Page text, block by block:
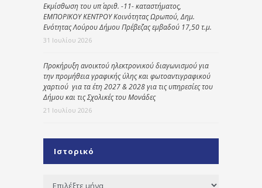
Εκμίσθωση του υπ΄ αριθ. -11- καταστήματος,
ΕΜΠΟΡΙΚΟΥ ΚΕΝΤΡΟΥ Κοινότητας Ωρωπού, Δημ.
Ενότητας Λούρου Δήμου Πρέβεζας εμβαδού 17,50 τ.μ.
31 Ιουλίου 2026
Προκήρυξη ανοικτού ηλεκτρονικού διαγωνισμού για
την προμήθεια γραφικής ύλης και φωτοαντιγραφικού
χαρτιού για τα έτη 2027 & 2028 για τις υπηρεσίες του
Δήμου και τις Σχολικές του Μονάδες
21 Ιουλίου 2026
Ιστορικό
Ιστορικό